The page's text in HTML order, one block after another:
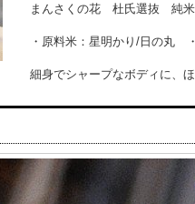
まんさくの花 杜氏選抜 純
・原料米：星明かり/日の丸
細身でシャープなボディに、